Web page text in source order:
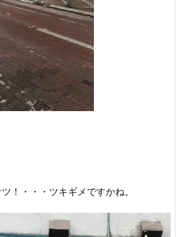
！・・・ツキギメですかね。